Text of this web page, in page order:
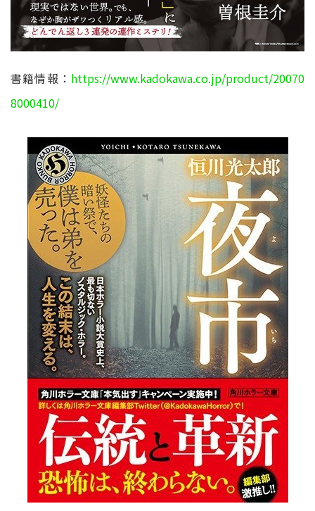
書籍情報： https://www.kadokawa.co.jp/product/20070
8000410/